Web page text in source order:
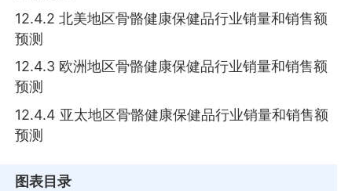
12.4.2 北美地区骨骼健康保健品行业销量和销售额
预测
12.4.3 欧洲地区骨骼健康保健品行业销量和销售额
预测
12.4.4 亚太地区骨骼健康保健品行业销量和销售额
预测
图表目录